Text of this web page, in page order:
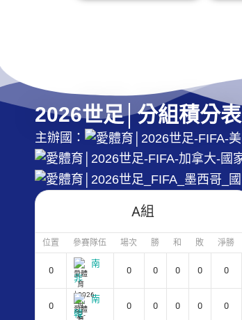
2026世足│分組積分表
主辦國：
A組
位置 參賽隊伍 場次 勝 和 敗 淨勝
0
南
非
0 0 0 0 0
0
南
韓
0 0 0 0 0